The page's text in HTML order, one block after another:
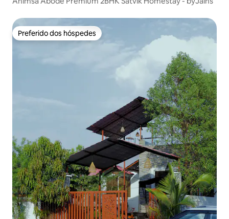
Preferido dos hóspedes
Preferido dos hóspedes